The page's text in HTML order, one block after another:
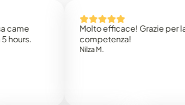
Molto efficace! Grazie per la
competenza!